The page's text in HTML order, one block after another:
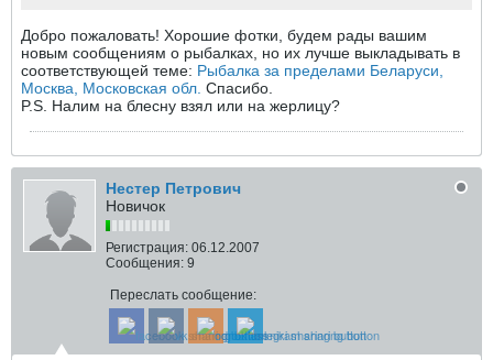
Добро пожаловать! Хорошие фотки, будем рады вашим
новым сообщениям о рыбалках, но их лучше выкладывать в
соответствующей теме: Рыбалка за пределами Беларуси,
Москва, Московская обл. Спасибо.
P.S. Налим на блесну взял или на жерлицу?
Нестер Петрович
Новичок
Регистрация: 06.12.2007
Сообщения: 9
Переслать сообщение: